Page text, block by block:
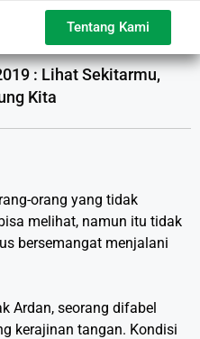
Tentang Kami
: Lihat Sekitarmu,
Kita
orang yang tidak
melihat, namun itu tidak
bersemangat menjalani
Ardan, seorang difabel
kerajinan tangan. Kondisi